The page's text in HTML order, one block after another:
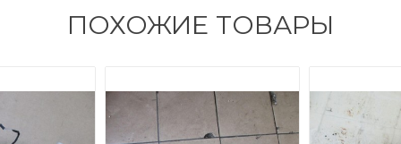
ПОХОЖИЕ ТОВАРЫ